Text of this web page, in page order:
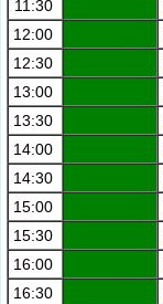
11:30
12:00
12:30
13:00
13:30
14:00
14:30
15:00
15:30
16:00
16:30